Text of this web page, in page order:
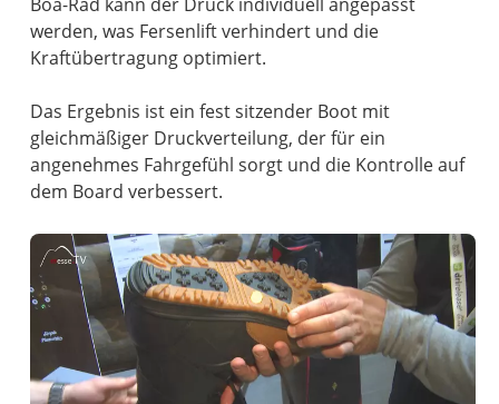
werden, was Fersenlift verhindert und die
Kraftübertragung optimiert.
Das Ergebnis ist ein fest sitzender Boot mit
gleichmäßiger Druckverteilung, der für ein
angenehmes Fahrgefühl sorgt und die Kontrolle auf